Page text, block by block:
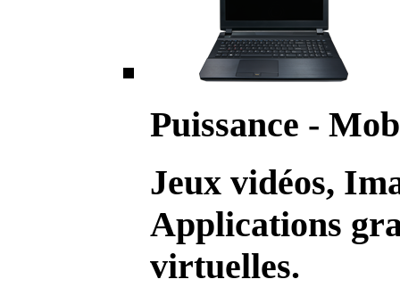
Puissance -
Jeux vidéos,
Applications
virtuelles.